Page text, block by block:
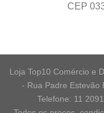
CEP
Loja Top10 Comércio e
- Rua Padre Estevão
Telefone: 11